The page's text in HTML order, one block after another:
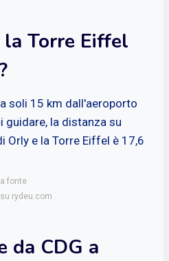
Torre Eiffel
soli 15 km dall'aeroporto
guidare, la distanza su
Orly e la Torre Eiffel è 17,6
fonte
rydeu.com
da CDG a